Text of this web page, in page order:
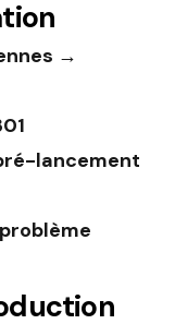
→
lancement